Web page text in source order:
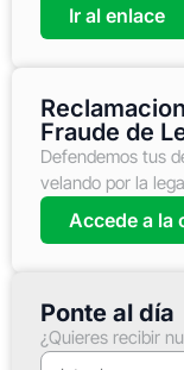
Ir al enlace
Fraude de
Defendemos tus
velando por la
Accede a la
Ponte al día
¿Quieres recibir